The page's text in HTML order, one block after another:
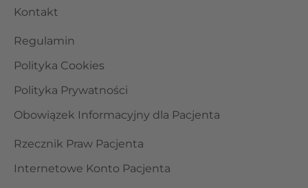
Kontakt
Regulamin
Polityka Cookies
Polityka Prywatności
Obowiązek Informacyjny dla Pacjenta
Rzecznik Praw Pacjenta
Internetowe Konto Pacjenta